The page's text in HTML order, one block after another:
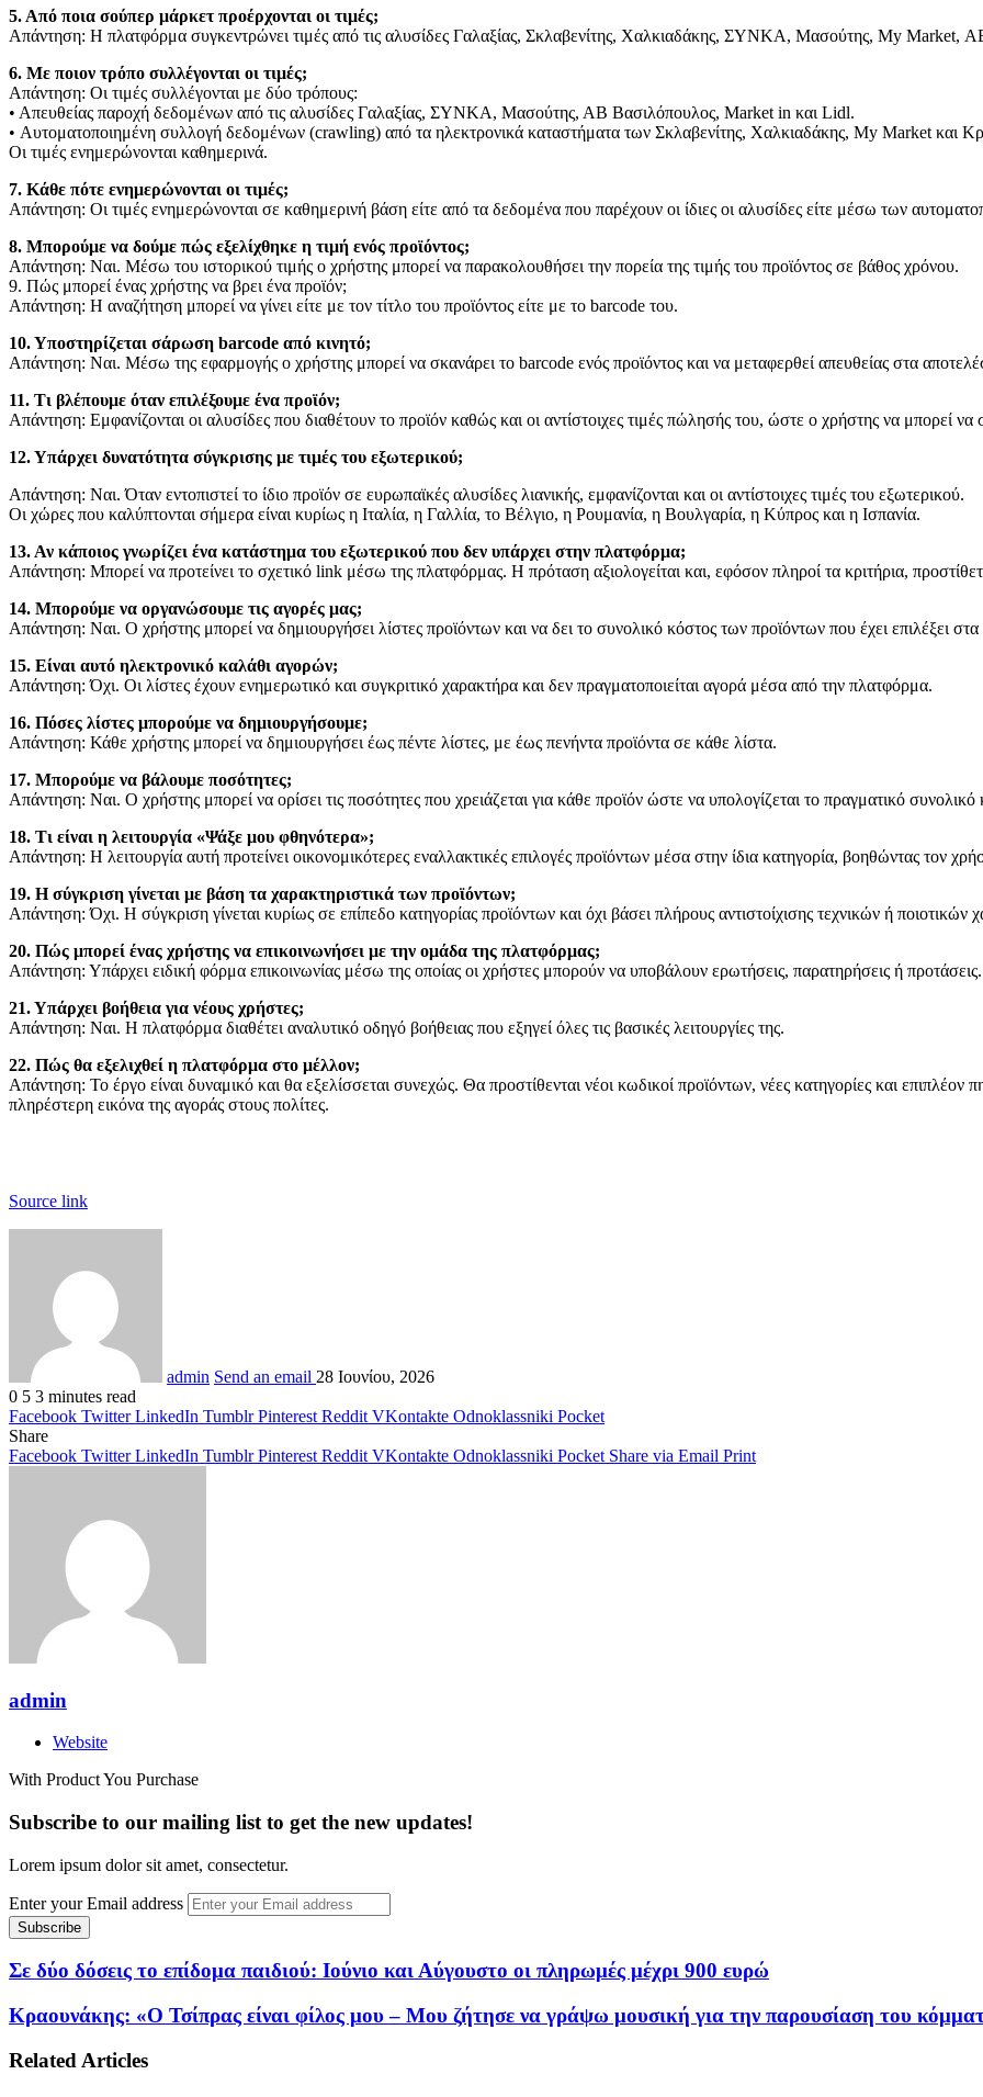
5. Από ποια σούπερ μάρκετ προέρχονται οι τιμές;
Απάντηση: Η πλατφόρμα συγκεντρώνει τιμές από τις αλυσίδες Γαλαξίας, Σκλαβενίτης, Χαλκιαδάκης, ΣΥΝΚΑ, Μασούτης, My Market,
6. Με ποιον τρόπο συλλέγονται οι τιμές;
Απάντηση: Οι τιμές συλλέγονται με δύο τρόπους:
• Απευθείας παροχή δεδομένων από τις αλυσίδες Γαλαξίας, ΣΥΝΚΑ, Μασούτης, ΑΒ Βασιλόπουλος, Market in και Lidl.
• Αυτοματοποιημένη συλλογή δεδομένων (crawling) από τα ηλεκτρονικά καταστήματα των Σκλαβενίτης, Χαλκιαδάκης, My Market και
Οι τιμές ενημερώνονται καθημερινά.
7. Κάθε πότε ενημερώνονται οι τιμές;
Απάντηση: Οι τιμές ενημερώνονται σε καθημερινή βάση είτε από τα δεδομένα που παρέχουν οι ίδιες οι αλυσίδες είτε μέσω των
8. Μπορούμε να δούμε πώς εξελίχθηκε η τιμή ενός προϊόντος;
Απάντηση: Ναι. Μέσω του ιστορικού τιμής ο χρήστης μπορεί να παρακολουθήσει την πορεία της τιμής του προϊόντος σε βάθος χρόνου.
9. Πώς μπορεί ένας χρήστης να βρει ένα προϊόν;
Απάντηση: Η αναζήτηση μπορεί να γίνει είτε με τον τίτλο του προϊόντος είτε με το barcode του.
10. Υποστηρίζεται σάρωση barcode από κινητό;
Απάντηση: Ναι. Μέσω της εφαρμογής ο χρήστης μπορεί να σκανάρει το barcode ενός προϊόντος και να μεταφερθεί απευθείας στα
11. Τι βλέπουμε όταν επιλέξουμε ένα προϊόν;
Απάντηση: Εμφανίζονται οι αλυσίδες που διαθέτουν το προϊόν καθώς και οι αντίστοιχες τιμές πώλησής του, ώστε ο χρήστης να μπορεί να
12. Υπάρχει δυνατότητα σύγκρισης με τιμές του εξωτερικού;
Απάντηση: Ναι. Όταν εντοπιστεί το ίδιο προϊόν σε ευρωπαϊκές αλυσίδες λιανικής, εμφανίζονται και οι αντίστοιχες τιμές του εξωτερικού.
Οι χώρες που καλύπτονται σήμερα είναι κυρίως η Ιταλία, η Γαλλία, το Βέλγιο, η Ρουμανία, η Βουλγαρία, η Κύπρος και η Ισπανία.
13. Αν κάποιος γνωρίζει ένα κατάστημα του εξωτερικού που δεν υπάρχει στην πλατφόρμα;
Απάντηση: Μπορεί να προτείνει το σχετικό link μέσω της πλατφόρμας. Η πρόταση αξιολογείται και, εφόσον πληροί τα κριτήρια,
14. Μπορούμε να οργανώσουμε τις αγορές μας;
Απάντηση: Ναι. Ο χρήστης μπορεί να δημιουργήσει λίστες προϊόντων και να δει το συνολικό κόστος των προϊόντων που έχει επιλέξει
15. Είναι αυτό ηλεκτρονικό καλάθι αγορών;
Απάντηση: Όχι. Οι λίστες έχουν ενημερωτικό και συγκριτικό χαρακτήρα και δεν πραγματοποιείται αγορά μέσα από την πλατφόρμα.
16. Πόσες λίστες μπορούμε να δημιουργήσουμε;
Απάντηση: Κάθε χρήστης μπορεί να δημιουργήσει έως πέντε λίστες, με έως πενήντα προϊόντα σε κάθε λίστα.
17. Μπορούμε να βάλουμε ποσότητες;
Απάντηση: Ναι. Ο χρήστης μπορεί να ορίσει τις ποσότητες που χρειάζεται για κάθε προϊόν ώστε να υπολογίζεται το πραγματικό
18. Τι είναι η λειτουργία «Ψάξε μου φθηνότερα»;
Απάντηση: Η λειτουργία αυτή προτείνει οικονομικότερες εναλλακτικές επιλογές προϊόντων μέσα στην ίδια κατηγορία, βοηθώντας τον
19. Η σύγκριση γίνεται με βάση τα χαρακτηριστικά των προϊόντων;
Απάντηση: Όχι. Η σύγκριση γίνεται κυρίως σε επίπεδο κατηγορίας προϊόντων και όχι βάσει πλήρους αντιστοίχισης τεχνικών ή ποιοτικών
20. Πώς μπορεί ένας χρήστης να επικοινωνήσει με την ομάδα της πλατφόρμας;
Απάντηση: Υπάρχει ειδική φόρμα επικοινωνίας μέσω της οποίας οι χρήστες μπορούν να υποβάλουν ερωτήσεις, παρατηρήσεις ή προτάσεις.
21. Υπάρχει βοήθεια για νέους χρήστες;
Απάντηση: Ναι. Η πλατφόρμα διαθέτει αναλυτικό οδηγό βοήθειας που εξηγεί όλες τις βασικές λειτουργίες της.
22. Πώς θα εξελιχθεί η πλατφόρμα στο μέλλον;
Απάντηση: Το έργο είναι δυναμικό και θα εξελίσσεται συνεχώς. Θα προστίθενται νέοι κωδικοί προϊόντων, νέες κατηγορίες και
πληρέστερη εικόνα της αγοράς στους πολίτες.
Source link
admin Send an email 28 Ιουνίου, 2026
0 5 3 minutes read
Facebook Twitter LinkedIn Tumblr Pinterest Reddit VKontakte Odnoklassniki Pocket
Share
Facebook Twitter LinkedIn Tumblr Pinterest Reddit VKontakte Odnoklassniki Pocket Share via Email Print
admin
Website
With Product You Purchase
Subscribe to our mailing list to get the new updates!
Lorem ipsum dolor sit amet, consectetur.
Enter your Email address
Σε δύο δόσεις το επίδομα παιδιού: Ιούνιο και Αύγουστο οι πληρωμές μέχρι 900 ευρώ
Κραουνάκης: «Ο Τσίπρας είναι φίλος μου – Μου ζήτησε να γράψω μουσική για την παρουσίαση του
Related Articles